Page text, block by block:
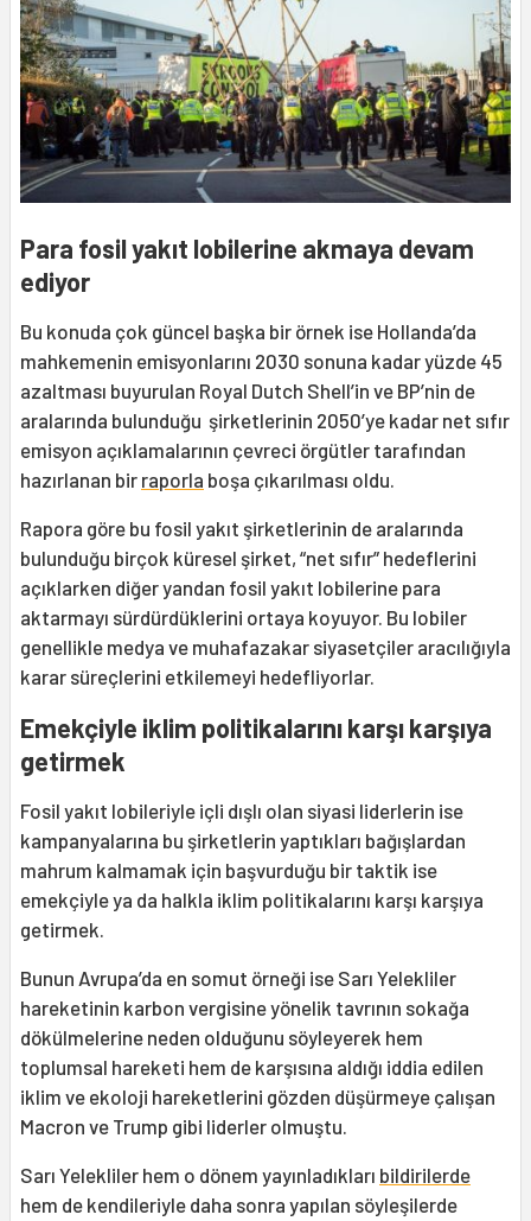
Para fosil yakıt lobilerine akmaya devam
ediyor
Bu konuda çok güncel başka bir örnek ise Hollanda’da
mahkemenin emisyonlarını 2030 sonuna kadar yüzde 45
azaltması buyurulan Royal Dutch Shell’in ve BP’nin de
aralarında bulunduğu şirketlerinin 2050’ye kadar net sıfır
emisyon açıklamalarının çevreci örgütler tarafından
hazırlanan bir raporla boşa çıkarılması oldu.
Rapora göre bu fosil yakıt şirketlerinin de aralarında
bulunduğu birçok küresel şirket, “net sıfır” hedeflerini
açıklarken diğer yandan fosil yakıt lobilerine para
aktarmayı sürdürdüklerini ortaya koyuyor. Bu lobiler
genellikle medya ve muhafazakar siyasetçiler aracılığıyla
karar süreçlerini etkilemeyi hedefliyorlar.
Emekçiyle iklim politikalarını karşı karşıya
getirmek
Fosil yakıt lobileriyle içli dışlı olan siyasi liderlerin ise
kampanyalarına bu şirketlerin yaptıkları bağışlardan
mahrum kalmamak için başvurduğu bir taktik ise
emekçiyle ya da halkla iklim politikalarını karşı karşıya
getirmek.
Bunun Avrupa’da en somut örneği ise Sarı Yelekliler
hareketinin karbon vergisine yönelik tavrının sokağa
dökülmelerine neden olduğunu söyleyerek hem
toplumsal hareketi hem de karşısına aldığı iddia edilen
iklim ve ekoloji hareketlerini gözden düşürmeye çalışan
Macron ve Trump gibi liderler olmuştu.
Sarı Yelekliler hem o dönem yayınladıkları bildirilerde
hem de kendileriyle daha sonra yapılan söyleşilerde